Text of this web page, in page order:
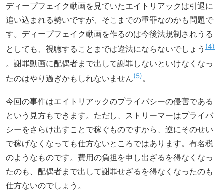
ディープフェイク動画を見ていたエイトリアックは引退に
追い込まれる勢いですが、そこまでの重罪なのかも問題で
す。ディープフェイク動画を作るのは今後法規制されうる
としても、視聴することまでは違法にならないでしょう 4
。謝罪動画に配偶者まで出して謝罪しないといけなくなっ
たのはやり過ぎかもしれないません 5 。
今回の事件はエイトリアックのプライバシーの侵害である
という見方もできます。ただし、ストリーマーはプライバ
シーをさらけ出すことで稼ぐものですから、逆にそのせい
で稼げなくなっても仕方ないところではあります。有名税
のようなものです。費用の負担を申し出ざるを得なくなっ
たのも、配偶者まで出して謝罪せざるを得なくなったのも
仕方ないのでしょう。